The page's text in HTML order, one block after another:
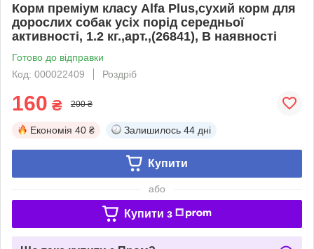
Корм преміум класу Alfa Plus,сухий корм для
дорослих собак усіх порід середньої
активності, 1.2 кг.,арт.,(26841), В наявності
Готово до відправки
Код: 000022409
Роздріб
160 ₴ 200 ₴
Економія 40 ₴ Залишилось 44 дні
Купити
або
Купити з